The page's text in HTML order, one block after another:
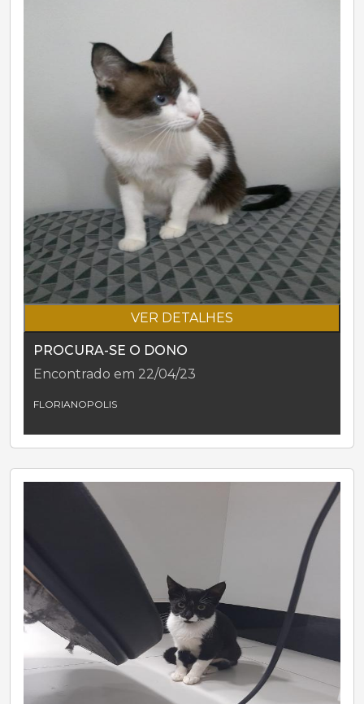
VER DETALHES
PROCURA-SE O DONO
Encontrado em 22/04/23
FLORIANOPOLIS